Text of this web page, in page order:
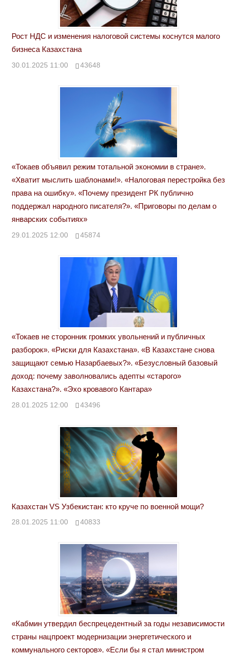
Рост НДС и изменения налоговой системы коснутся малого
бизнеса Казахстана
30.01.2025 11:00 43648
«Токаев объявил режим тотальной экономии в стране».
«Хватит мыслить шаблонами!». «Налоговая перестройка без
права на ошибку». «Почему президент РК публично
поддержал народного писателя?». «Приговоры по делам о
январских событиях»
29.01.2025 12:00 45874
«Токаев не сторонник громких увольнений и публичных
разборок». «Риски для Казахстана». «В Казахстане снова
защищают семью Назарбаевых?». «Безусловный базовый
доход: почему заволновались адепты «старого»
Казахстана?». «Эхо кровавого Кантара»
28.01.2025 12:00 43496
Казахстан VS Узбекистан: кто круче по военной мощи?
28.01.2025 11:00 40833
«Кабмин утвердил беспрецедентный за годы независимости
страны нацпроект модернизации энергетического и
коммунального секторов». «Если бы я стал министром